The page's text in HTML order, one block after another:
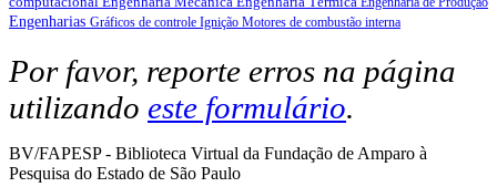
Engenharias Gráficos de controle Ignição Motores de combustão interna
Por favor, reporte erros na página
utilizando este formulário.
BV/FAPESP - Biblioteca Virtual da Fundação de Amparo à
Pesquisa do Estado de São Paulo